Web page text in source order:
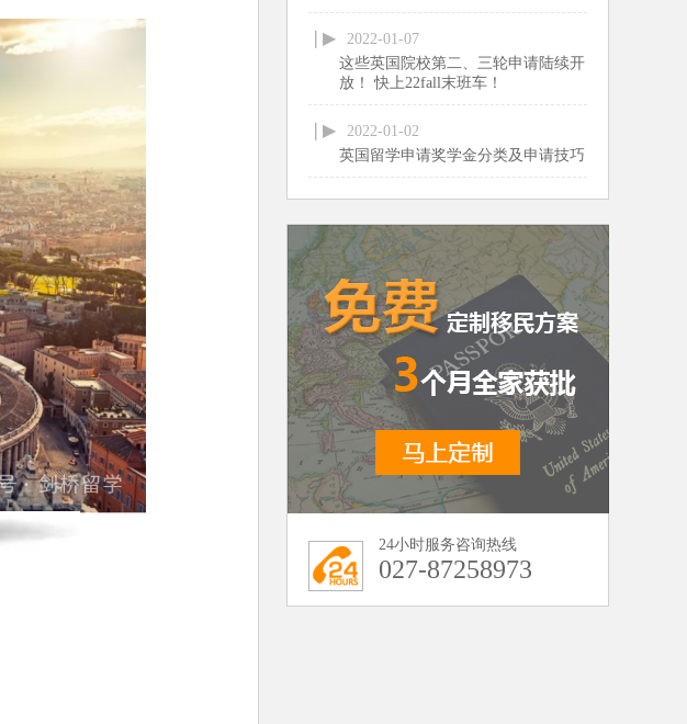
2022-01-07
这些英国院校第二、三轮申请陆续开
放！ 快上22fall末班车！
2022-01-02
英国留学申请奖学金分类及申请技巧
24小时服务咨询热线
027-87258973